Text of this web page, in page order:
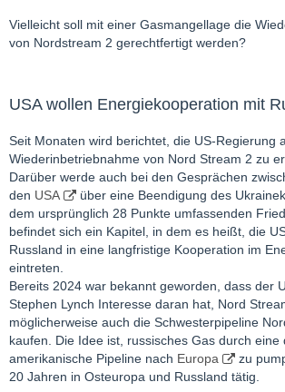
Vielleicht soll mit einer Gasmangellage die
von Nordstream 2 gerechtfertigt werden?
USA wollen Energiekooperation mit
Seit Monaten wird berichtet, die US-Regierung
Wiederinbetriebnahme von Nord Stream 2 zu
Darüber werde auch bei den Gesprächen
den USA
über eine Beendigung des
dem ursprünglich 28 Punkte umfassenden
befindet sich ein Kapitel, in dem es heißt, die
Russland in eine langfristige Kooperation im
eintreten.
Bereits 2024 war bekannt geworden, dass der
Stephen Lynch Interesse daran hat, Nord
möglicherweise auch die Schwesterpipeline
kaufen. Die Idee ist, russisches Gas durch eine
amerikanische Pipeline nach Europa
zu
20 Jahren in Osteuropa und Russland tätig.